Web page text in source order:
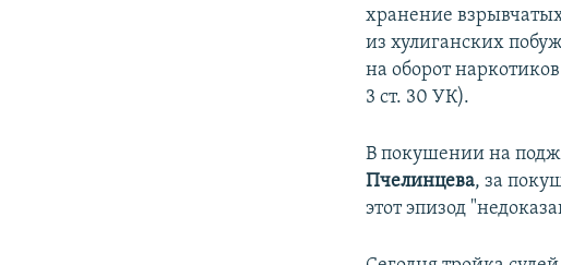
хранение
из хулиганских
на оборот
3 ст. 30 УК).
В покушении на
Пчелинцева, за
этот эпизод